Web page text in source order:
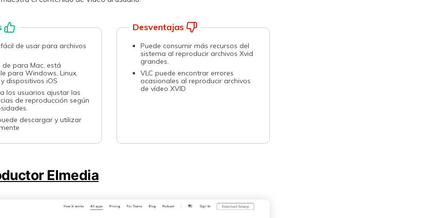
de usar para archivos
para Mac, está
para Windows, Linux,
dispositivos iOS
los usuarios ajustar las
de reproducción según
descargar y utilizar
Desventajas
Puede consumir más recursos del
sistema al reproducir archivos Xvid
grandes.
VLC puede encontrar errores
ocasionales al reproducir archivos
de vídeo XVID
Elmedia